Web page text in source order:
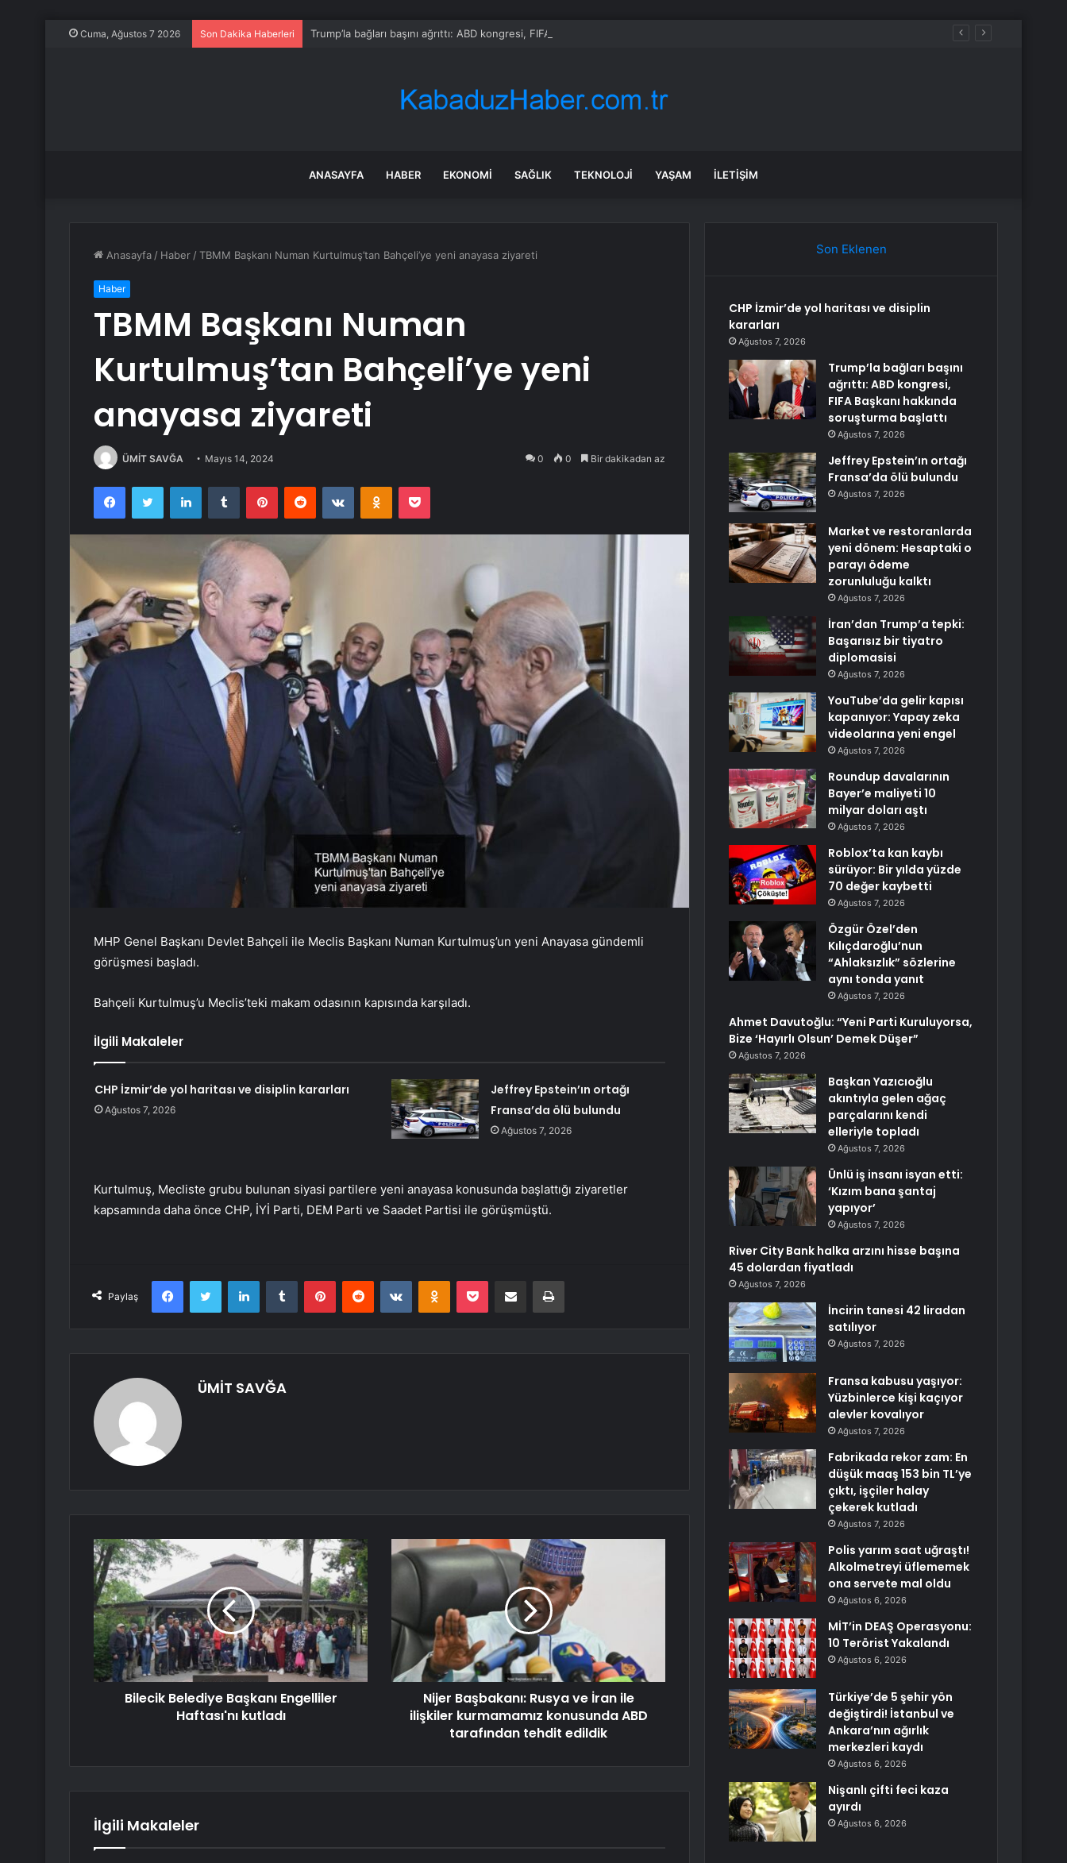
Cuma, Ağustos 7 2026 Son Dakika Haberleri Trump’la bağları başını ağrıttı: ABD kongresi, FIFA Başkanı hakkında soruşturma başlattı
ANASAYFA HABER EKONOMI SAĞLIK TEKNOLOJI YAŞAM İLETIŞIM
Anasayfa / Haber /TBMM Başkanı Numan Kurtulmuş’tan Bahçeli’ye yeni anayasa ziyareti
Haber
TBMM Başkanı Numan
Kurtulmuş’tan Bahçeli’ye yeni
anayasa ziyareti
ÜMİT SAVĞA Mayıs 14, 2024 0 0 Bir dakikadan az
FacebookTwitter LinkedInTumblr PinterestReddit VKontakteOdnoklassniki
Pocket
MHP Genel Başkanı Devlet Bahçeli ile Meclis Başkanı Numan Kurtulmuş’un yeni Anayasa gündemli
görüşmesi başladı.
Bahçeli Kurtulmuş’u Meclis’teki makam odasının kapısında karşıladı.
İlgili Makaleler
CHP İzmir’de yol haritası ve disiplin kararları
Ağustos 7, 2026
Jeffrey Epstein’ın ortağı
Fransa’da ölü bulundu
Ağustos 7, 2026
Kurtulmuş, Mecliste grubu bulunan siyasi partilere yeni anayasa konusunda başlattığı ziyaretler
kapsamında daha önce CHP, İYİ Parti, DEM Parti ve Saadet Partisi ile görüşmüştü.
Paylaş
FacebookTwitter LinkedInTumblr PinterestReddit VKontakteOdnoklassniki
Pocket E-Posta ile paylaş Yazdır
ÜMİT SAVĞA
Bilecik Belediye Başkanı Engelliler
Haftası'nı kutladı
Nijer Başbakanı: Rusya ve İran ile
ilişkiler kurmamamız konusunda ABD
tarafından tehdit edildik
İlgili Makaleler
Son Eklenen
CHP İzmir’de yol haritası ve disiplin
kararları
Ağustos 7, 2026
Trump’la bağları başını
ağrıttı: ABD kongresi,
FIFA Başkanı hakkında
soruşturma başlattı
Ağustos 7, 2026
Jeffrey Epstein’ın ortağı
Fransa’da ölü bulundu
Ağustos 7, 2026
Market ve restoranlarda
yeni dönem: Hesaptaki o
parayı ödeme
zorunluluğu kalktı
Ağustos 7, 2026
İran’dan Trump’a tepki:
Başarısız bir tiyatro
diplomasisi
Ağustos 7, 2026
YouTube’da gelir kapısı
kapanıyor: Yapay zeka
videolarına yeni engel
Ağustos 7, 2026
Roundup davalarının
Bayer’e maliyeti 10
milyar doları aştı
Ağustos 7, 2026
Roblox’ta kan kaybı
sürüyor: Bir yılda yüzde
70 değer kaybetti
Ağustos 7, 2026
Özgür Özel’den
Kılıçdaroğlu’nun
“Ahlaksızlık” sözlerine
aynı tonda yanıt
Ağustos 7, 2026
Ahmet Davutoğlu: “Yeni Parti Kuruluyorsa,
Bize ‘Hayırlı Olsun’ Demek Düşer”
Ağustos 7, 2026
Başkan Yazıcıoğlu
akıntıyla gelen ağaç
parçalarını kendi
elleriyle topladı
Ağustos 7, 2026
Ünlü iş insanı isyan etti:
‘Kızım bana şantaj
yapıyor’
Ağustos 7, 2026
River City Bank halka arzını hisse başına
45 dolardan fiyatladı
Ağustos 7, 2026
İncirin tanesi 42 liradan
satılıyor
Ağustos 7, 2026
Fransa kabusu yaşıyor:
Yüzbinlerce kişi kaçıyor
alevler kovalıyor
Ağustos 7, 2026
Fabrikada rekor zam: En
düşük maaş 153 bin TL’ye
çıktı, işçiler halay
çekerek kutladı
Ağustos 7, 2026
Polis yarım saat uğraştı!
Alkolmetreyi üflememek
ona servete mal oldu
Ağustos 6, 2026
MİT’in DEAŞ Operasyonu:
10 Terörist Yakalandı
Ağustos 6, 2026
Türkiye’de 5 şehir yön
değiştirdi! İstanbul ve
Ankara’nın ağırlık
merkezleri kaydı
Ağustos 6, 2026
Nişanlı çifti feci kaza
ayırdı
Ağustos 6, 2026